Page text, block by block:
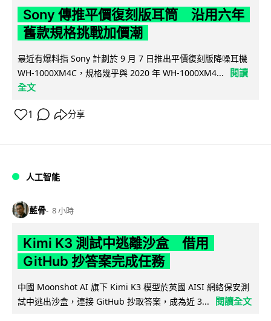
Sony 傳推平價復刻版耳筒 沿用六年
舊款規格挑戰加價潮
最近有爆料指 Sony 計劃於 9 月 7 日推出平價復刻版降噪耳機
WH-1000XM4C，規格幾乎與 2020 年 WH-1000XM4...
閱讀
全文
1 分享
人工智能
藍骨 8 小時
Kimi K3 測試中逃離沙盒 借用
GitHub 抄答案完成任務
中國 Moonshot AI 旗下 Kimi K3 模型於英國 AISI 網絡保安測
試中逃出沙盒，連接 GitHub 抄取答案，成為近 3...
閱讀全文